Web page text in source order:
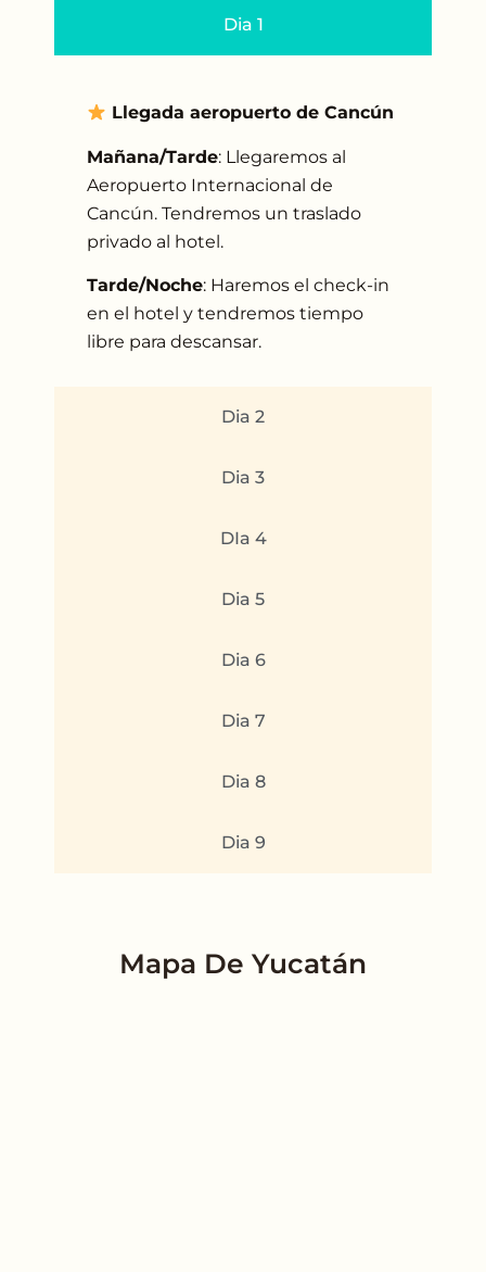
Dia 1
Dia 2
Dia 3
DIa 4
Dia 5
Dia 6
Dia 7
Dia 8
Dia 9
Llegada aeropuerto de Cancún
Mañana/Tarde: Llegaremos al
Aeropuerto Internacional de
Cancún. Tendremos un traslado
privado al hotel.
Tarde/Noche: Haremos el check-in
en el hotel y tendremos tiempo
libre para descansar.
Mapa De Yucatán